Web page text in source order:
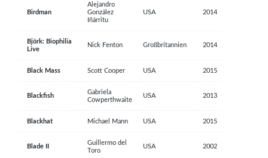
Birdman
Alejandro
González
Iñárritu
USA 2014
Björk: Biophilia
Live
Nick Fenton Großbritannien 2014
Black Mass Scott Cooper USA 2015
Blackfish
Gabriela
Cowperthwaite
USA 2013
Blackhat Michael Mann USA 2015
Blade II
Guillermo del
Toro
USA 2002